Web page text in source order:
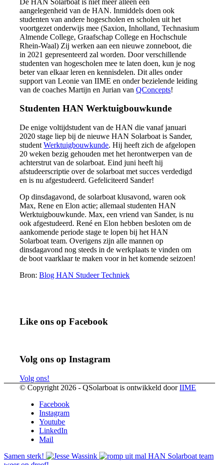
aangelegenheid van de HAN. Inmiddels doen ook
studenten van andere hogescholen en scholen uit het
voortgezet onderwijs mee (Saxion, Inholland, Technasium
Almende College, Graafschap College en Hochschule
Rhein-Waal) Zij werken aan een nieuwe zonneboot, die
in 2021 gepresenteerd zal worden. Door verschillende
studenten van hogescholen mee te laten doen, kun je nog
beter van elkaar leren en kennisdelen. Dit alles onder
support van Leonie van IIME en onder bezielende leiding
van de coaches Martijn en Jurian vanQConcepts!
Studenten HAN Werktuigbouwkunde
De enige voltijdstudent van de HAN die vanaf januari
2020 stage liep bij de nieuwe HAN Solarboat is Sander,
studentWerktuigbouwkunde. Hij heeft zich de afgelopen
20 weken bezig gehouden met het herontwerpen van de
achterstrut van de solarboat. Eind juni heeft hij
afstudeerscriptie over de solarboat met succes verdedigd
en is nu afgestudeerd. Gefeliciteerd Sander!
Op dinsdagavond, de solarboat klusavond, waren ook
Max, Rene en Elon actie; allemaal studenten HAN
Werktuigbouwkunde. Max, een vriend van Sander, is nu
ook afgestudeerd. René en Elon hebben besloten om de
aankomende periode stage te lopen bij het HAN
Solarboat team. Overigens zijn alle mannen op
dinsdagavond nog steeds in de werkplaats te vinden om
de boot vaarklaar te maken voor in het komende seizoen!
Bron:Blog HAN Studeer Techniek
Like ons op Facebook
Volg ons op Instagram
Volg ons!
© Copyright 2026 - QSolarboat is ontwikkeld doorIIME
Facebook
Instagram
Youtube
LinkedIn
Mail
Samen sterk!
HAN Solarboat team